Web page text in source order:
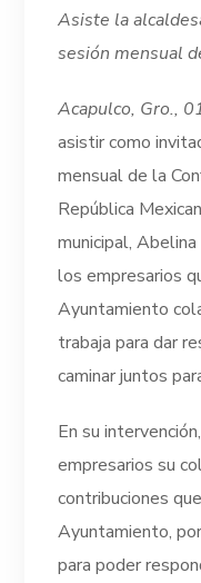
Asiste la
sesión mensual
Acapulco, Gro.,
asistir como
mensual de la
República
municipal,
los empresarios
Ayuntamiento
trabaja para dar
caminar juntos
En su
empresarios su
contribuciones
Ayuntamiento,
para poder